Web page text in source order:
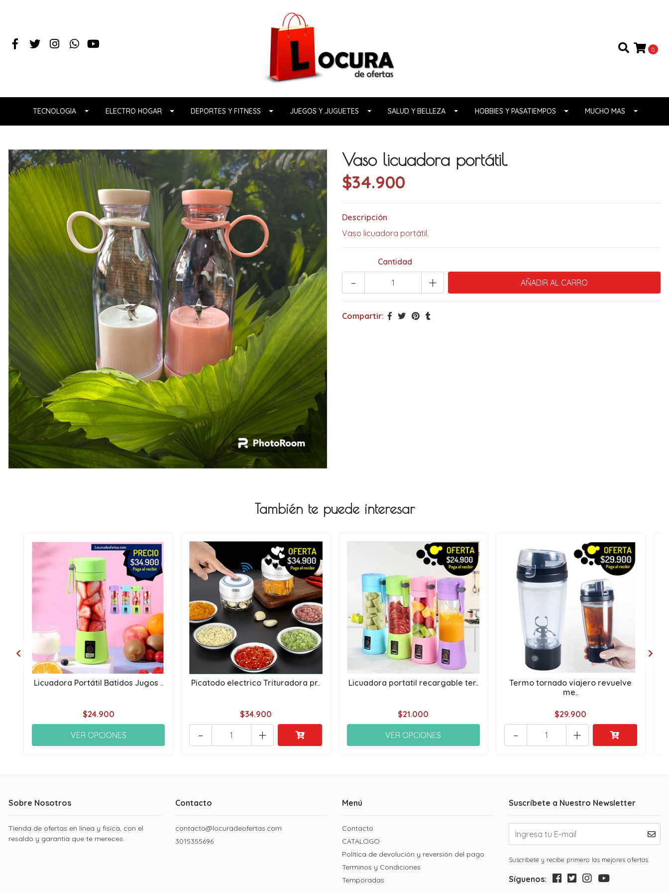
0
TECNOLOGIA ELECTRO HOGAR DEPORTES Y FITNESS JUEGOS Y JUGUETES SALUD Y BELLEZA HOBBIES Y PASATIEMPOS MUCHO MAS
Vaso licuadora portátil.
$34.900
Descripción
Vaso licuadora portátil.
Cantidad
+
-
Compartir:
También te puede interesar
Licuadora Portátil Batidos Jugos ..
$24.900
VER OPCIONES
Picatodo electrico Trituradora pr..
$34.900
+
-
Licuadora portatil recargable ter..
$21.000
VER OPCIONES
Termo tornado viajero revuelve
me..
$29.900
+
-
Sobre Nosotros
Tienda de ofertas en linea y fisica, con el
resaldo y garantia que te mereces.
Contacto
contacto@locuradeofertas.com
3015355696
Menú
Contacto
CATALOGO
Política de devolución y reversión del pago
Terminos y Condiciones
Temporadas
Suscríbete a Nuestro Newsletter
Suscribete y recibe primero las mejores ofertas.
Síguenos: